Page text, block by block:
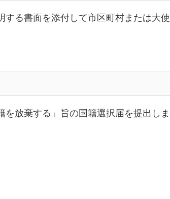
る書面を添付して市区町村または大使
放棄する」旨の国籍選択届を提出しま